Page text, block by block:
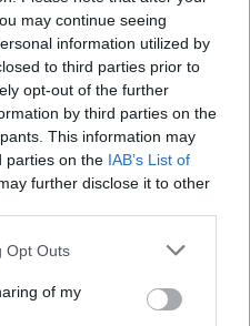
may continue seeing
information utilized by
to third parties prior to
opt-out of the further
by third parties on the
This information may
parties on the IAB’s List of
further disclose it to other
uses one or more Google
behaviour. You may click to
and its third-party tags to
Opt Outs
of my
Játékok Dóm
A fesztivál ikonikus
elsőként ...